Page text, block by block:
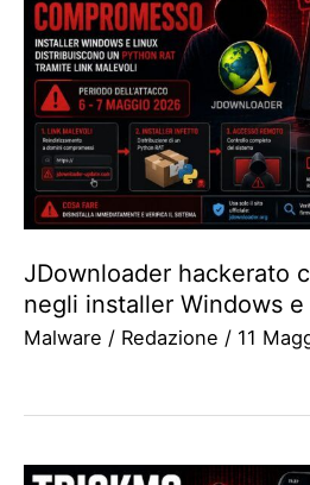
JDownloader hackerato
negli installer Windows e
Malware / Redazione / 11